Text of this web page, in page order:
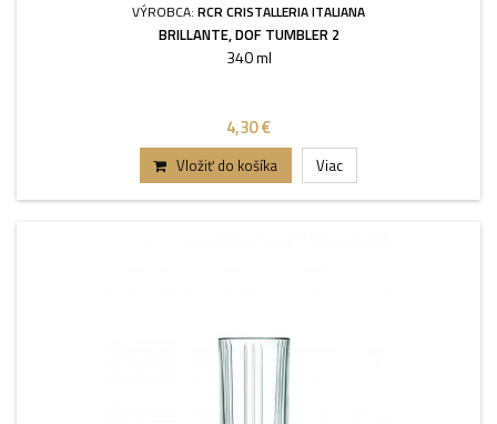
VÝROBCA: RCR CRISTALLERIA ITALIANA
BRILLANTE, DOF TUMBLER 2
340 ml
4,30 €
Vložiť do košíka Viac